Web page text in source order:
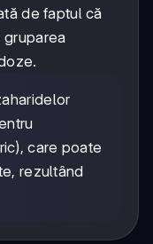
de faptul că
care poate
rezultând